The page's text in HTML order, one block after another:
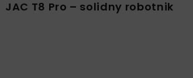
JAC T8 Pro – solidny robotnik